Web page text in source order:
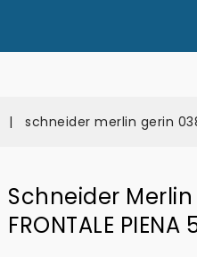
schneider merlin gerin
Schneider Merlin
FRONTALE PIENA